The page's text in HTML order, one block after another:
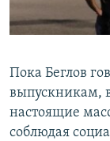
Пока Беглов
выпускникам,
настоящие
соблюдая